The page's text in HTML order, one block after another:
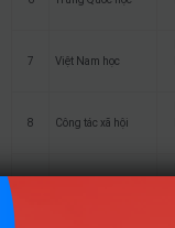
7 Việt Nam học
8 Công tác xã hội